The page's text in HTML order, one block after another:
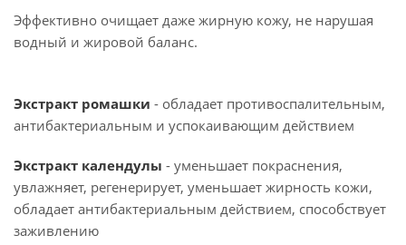
Эффективно очищает даже жирную кожу, не нарушая
водный и жировой баланс.
Экстракт ромашки - обладает противоспалительным,
антибактериальным и успокаивающим действием
Экстракт календулы - уменьшает покраснения,
увлажняет, регенерирует, уменьшает жирность кожи,
обладает антибактериальным действием, способствует
заживлению